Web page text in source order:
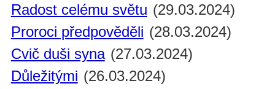
Radost celému světu (29.03.2024)
Proroci předpověděli (28.03.2024)
Cvič duši syna (27.03.2024)
Důležitými (26.03.2024)